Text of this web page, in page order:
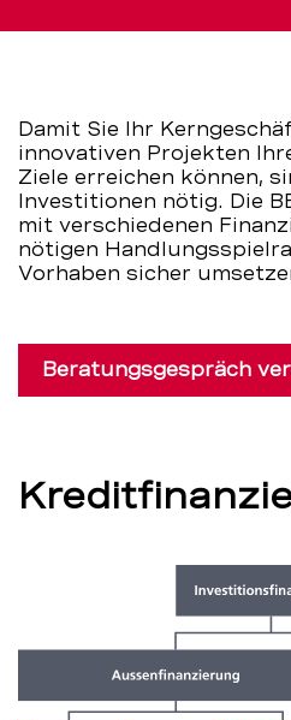
Damit Sie Ihr
innovativen Projekten
Ziele erreichen können,
Investitionen nötig. Die
mit verschiedenen
nötigen
Vorhaben sicher
Beratungsgespräch